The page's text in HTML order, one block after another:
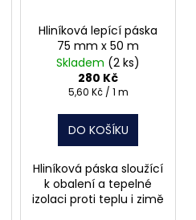
Hliníková lepící páska
75 mm x 50 m
Skladem (2 ks)
280 Kč
Měrná
5,60 Kč / 1 m
DO KOŠÍKU
Hliníková páska sloužící
k obalení a tepelné
izolaci proti teplu i zimě